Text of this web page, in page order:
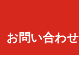
お問い合わせ